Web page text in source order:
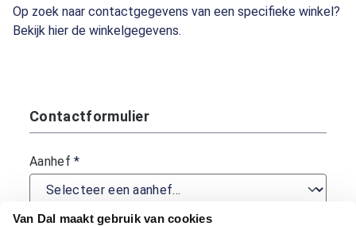
Van Dal maakt gebruik van cookies
Op zoek naar contactgegevens van een specifieke winkel?
Bekijk hier de winkelgegevens.
Contactformulier
Aanhef*